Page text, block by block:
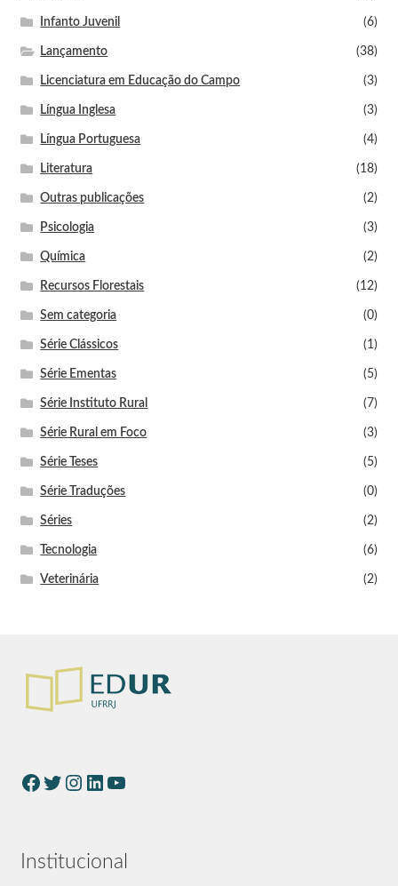
Infanto Juvenil (6)
Lançamento (38)
Licenciatura em Educação do Campo (3)
Língua Inglesa (3)
Língua Portuguesa (4)
Literatura (18)
Outras publicações (2)
Psicologia (3)
Química (2)
Recursos Florestais (12)
Sem categoria (0)
Série Clássicos (1)
Série Ementas (5)
Série Instituto Rural (7)
Série Rural em Foco (3)
Série Teses (5)
Série Traduções (0)
Séries (2)
Tecnologia (6)
Veterinária (2)
Institucional